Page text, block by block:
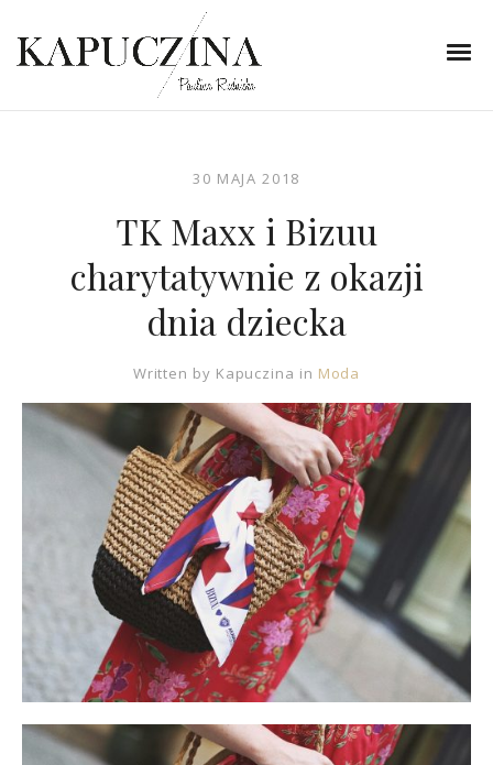
30 MAJA 2018
TK Maxx i Bizuu
charytatywnie z okazji
dnia dziecka
Written by Kapuczina in Moda